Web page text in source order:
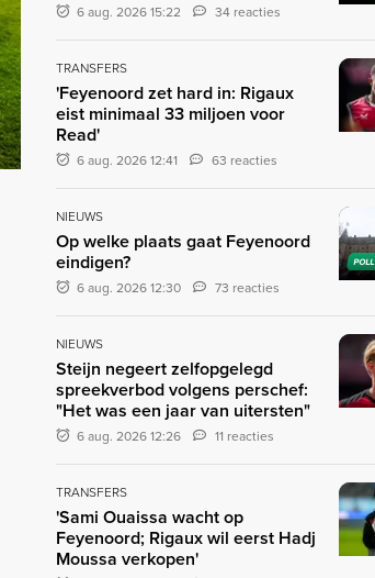
6 aug. 2026 15:22 34 reacties
TRANSFERS
'Feyenoord zet hard in: Rigaux
eist minimaal 33 miljoen voor
Read'
6 aug. 2026 12:41 63 reacties
POLL
NIEUWS
Op welke plaats gaat Feyenoord
eindigen?
6 aug. 2026 12:30 73 reacties
NIEUWS
Steijn negeert zelfopgelegd
spreekverbod volgens perschef:
"Het was een jaar van uitersten"
6 aug. 2026 12:26 11 reacties
TRANSFERS
'Sami Ouaissa wacht op
Feyenoord; Rigaux wil eerst Hadj
Moussa verkopen'